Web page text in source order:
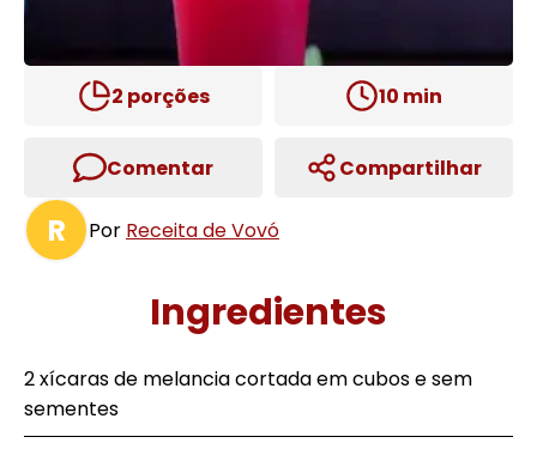
2 porções 10 min
Comentar Compartilhar
R Por Receita de Vovó
Ingredientes
2 xícaras de melancia cortada em cubos e sem
sementes